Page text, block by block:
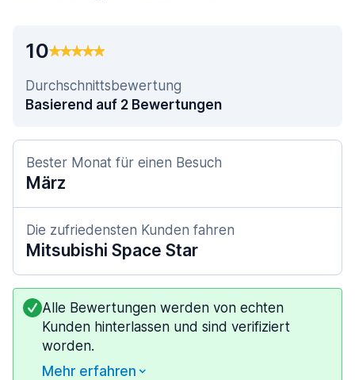
10
Durchschnittsbewertung
Basierend auf 2 Bewertungen
Bester Monat für einen Besuch
März
Die zufriedensten Kunden fahren
Mitsubishi Space Star
Alle Bewertungen werden von echten
Kunden hinterlassen und sind verifiziert
worden.
Mehr erfahren